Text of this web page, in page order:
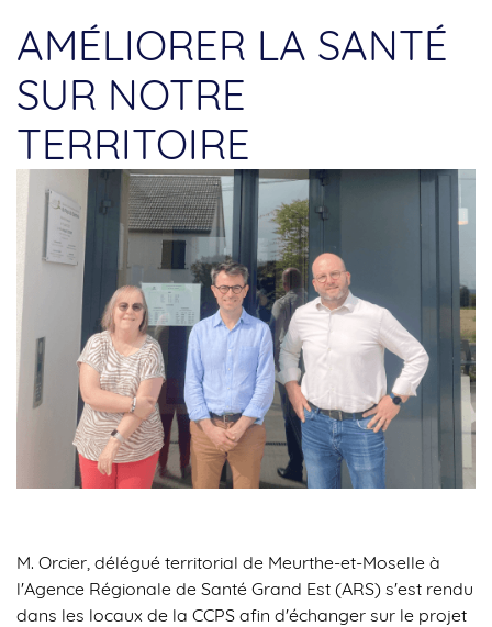
AMÉLIORER LA SANTÉ
SUR NOTRE
TERRITOIRE
M. Orcier, délégué territorial de Meurthe-et-Moselle à
l'Agence Régionale de Santé Grand Est (ARS) s'est rendu
dans les locaux de la CCPS afin d'échanger sur le projet